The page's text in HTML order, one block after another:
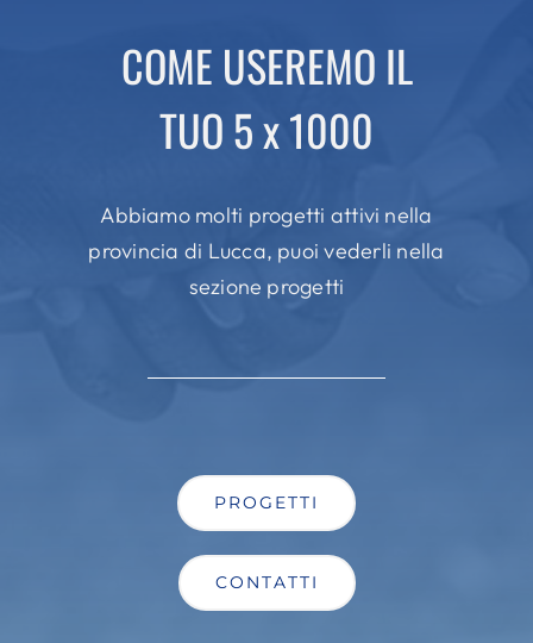
COME USEREMO IL
TUO 5 x 1000
Abbiamo molti progetti attivi nella
provincia di Lucca, puoi vederli nella
sezione progetti
PROGETTI
CONTATTI